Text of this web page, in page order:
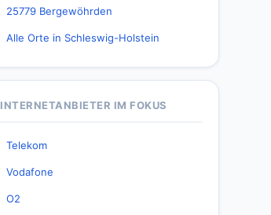
25779 Bergewöhrden
Alle Orte in Schleswig-Holstein
INTERNETANBIETER IM FOKUS
Telekom
Vodafone
O2